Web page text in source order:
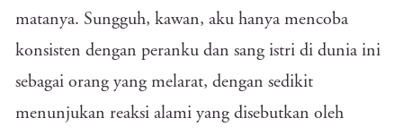
matanya. Sungguh, kawan, aku hanya mencoba
konsisten dengan peranku dan sang istri di dunia ini
sebagai orang yang melarat, dengan sedikit
menunjukan reaksi alami yang disebutkan oleh